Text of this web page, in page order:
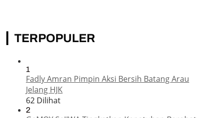
TERPOPULER
1
Fadly Amran Pimpin Aksi Bersih Batang Arau
Jelang HJK
62 Dilihat
2